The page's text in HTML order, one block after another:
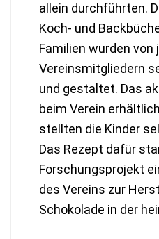
allein durchführten.
Koch- und
Familien wurden von
Vereinsmitgliedern
und gestaltet. Das
beim Verein
stellten die Kinder
Das Rezept dafür
Forschungsprojekt
des Vereins zur
Schokolade in der